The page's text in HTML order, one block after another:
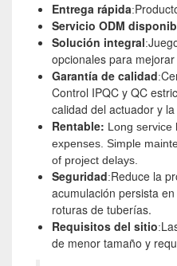
Entrega rápida:
Servicio ODM
Solución integral:
opcionales para
Garantía de calidad:
Control IPQC y QC
calidad del actuador y
Rentable: Long service
expenses. Simple
of project delays.
Seguridad:Reduce la
acumulación persista
roturas de tuberías.
Requisitos del sitio:
de menor tamaño y